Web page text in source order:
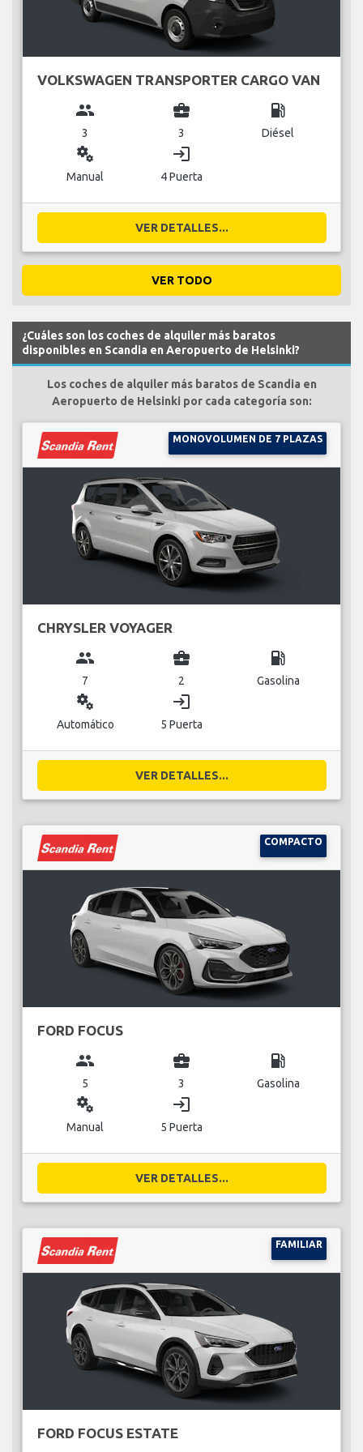
VOLKSWAGEN TRANSPORTER CARGO VAN
group
3
business_center
3
local_gas_station
Diésel
miscellaneous_services
Manual
login
4 Puerta
VER DETALLES...
VER TODO
¿Cuáles son los coches de alquiler más baratos
disponibles en Scandia en Aeropuerto de Helsinki?
Los coches de alquiler más baratos de Scandia en
Aeropuerto de Helsinki por cada categoría son:
MONOVOLUMEN DE 7 PLAZAS
CHRYSLER VOYAGER
group
7
business_center
2
local_gas_station
Gasolina
miscellaneous_services
Automático
login
5 Puerta
VER DETALLES...
COMPACTO
FORD FOCUS
group
5
business_center
3
local_gas_station
Gasolina
miscellaneous_services
Manual
login
5 Puerta
VER DETALLES...
FAMILIAR
FORD FOCUS ESTATE